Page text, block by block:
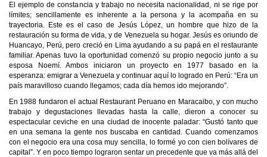
El ejemplo de constancia y trabajo no necesita nacionalidad, ni se rige por
límites; sencillamente es inherente a la persona y la acompaña en su
trayectoria. Este es el caso de Jesús López, un hombre que hizo de la
restauración su forma de vida, y de Venezuela su hogar. Jesús es oriundo de
Huancayo, Perú, pero creció en Lima ayudando a su papá en el restaurante
familiar. Apenas tuvo la oportunidad comenzó su propio negocio junto a su
esposa Noemí. Ambos iniciaron un proyecto en 1977 basado en la
esperanza: emigrar a Venezuela y continuar aquí lo logrado en Perú: “Era un
país maravilloso cuando llegamos; cada día hemos ido mejorando”.
En 1988 fundaron el actual Restaurant Peruano en Maracaibo, y con mucho
trabajo y degustaciones llevadas hasta la calle, dieron a conocer su
espectacular ceviche en una ciudad de inocente paladar: “Gustó tanto que
en una semana la gente nos buscaba en cantidad. Cuando comenzamos
con el negocio era una cosa muy sencilla, lo formé yo con cien bolívares de
capital”. Y en poco tiempo lograron sentar un precedente que va más allá del